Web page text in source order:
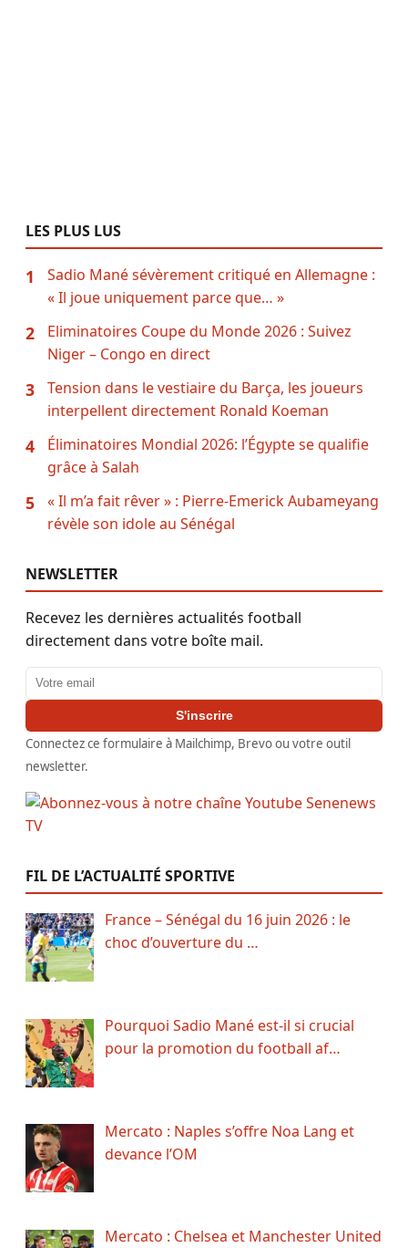
LES PLUS LUS
1
Sadio Mané sévèrement critiqué en Allemagne :
« Il joue uniquement parce que… »
2
Eliminatoires Coupe du Monde 2026 : Suivez
Niger – Congo en direct
3
Tension dans le vestiaire du Barça, les joueurs
interpellent directement Ronald Koeman
4
Éliminatoires Mondial 2026: l’Égypte se qualifie
grâce à Salah
5
« Il m’a fait rêver » : Pierre-Emerick Aubameyang
révèle son idole au Sénégal
NEWSLETTER
Recevez les dernières actualités football
directement dans votre boîte mail.
Adresse email
S'inscrire
Connectez ce formulaire à Mailchimp, Brevo ou votre outil
newsletter.
FIL DE L’ACTUALITÉ SPORTIVE
France – Sénégal du 16 juin 2026 : le
choc d’ouverture du …
Pourquoi Sadio Mané est-il si crucial
pour la promotion du football af…
Mercato : Naples s’offre Noa Lang et
devance l’OM
Mercato : Chelsea et Manchester United